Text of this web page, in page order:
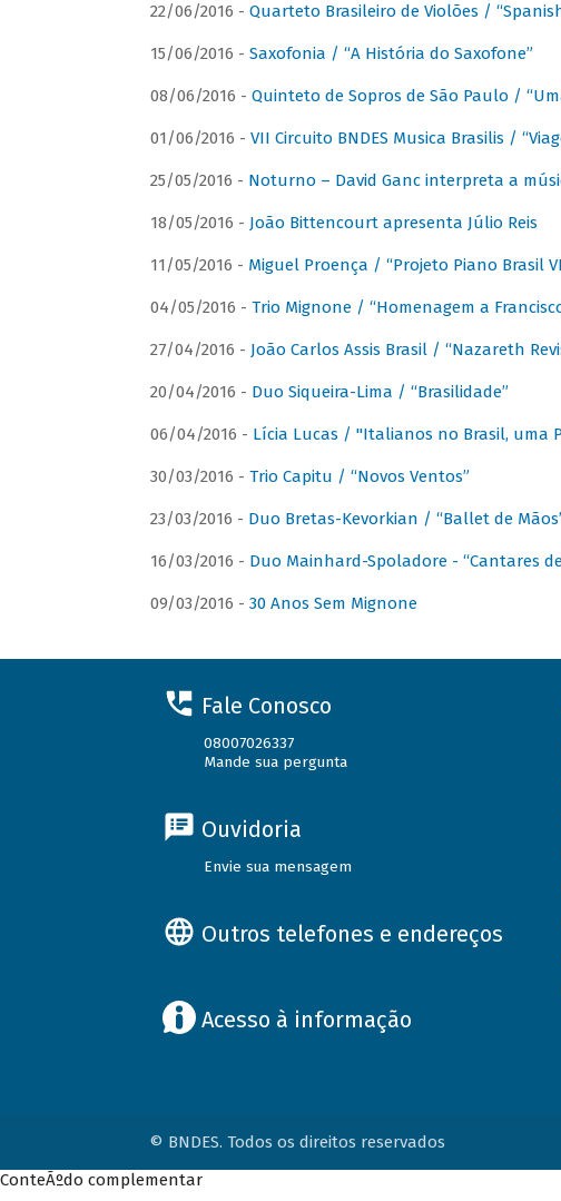
22/06/2016 - Quarteto Brasileiro de Violões /
15/06/2016 - Saxofonia / “A História do Saxofone”
08/06/2016 - Quinteto de Sopros de São Paulo /
01/06/2016 - VII Circuito BNDES Musica Brasilis /
25/05/2016 - Noturno – David Ganc interpreta a
18/05/2016 - João Bittencourt apresenta Júlio Reis
11/05/2016 - Miguel Proença / “Projeto Piano Brasil
04/05/2016 - Trio Mignone / “Homenagem a
27/04/2016 - João Carlos Assis Brasil / “Nazareth
20/04/2016 - Duo Siqueira-Lima / “Brasilidade”
06/04/2016 - Lícia Lucas / "Italianos no Brasil, uma
30/03/2016 - Trio Capitu / “Novos Ventos”
23/03/2016 - Duo Bretas-Kevorkian / “Ballet de
16/03/2016 - Duo Mainhard-Spoladore - “Cantares
09/03/2016 - 30 Anos Sem Mignone
Fale Conosco
08007026337
Mande sua pergunta
Ouvidoria
Envie sua mensagem
Outros telefones e endereços
Acesso à informação
© BNDES. Todos os direitos reservados
ConteÃºdo complementar